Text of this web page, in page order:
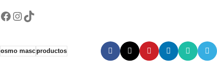
osmo mascproductos